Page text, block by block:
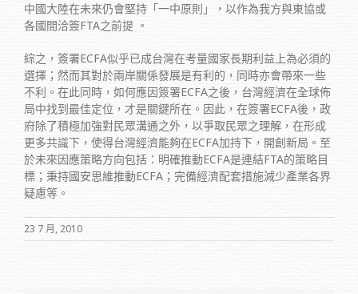
中國大陸在未來仍會堅持「一中原則」，以作為我方與東協或
各國間洽簽FTA之前提 。
綜之，簽署ECFA似乎已成台灣在考量國家長期利益上為必須的
選擇；然而其對於兩岸關係發展是有利的，同時亦會帶來一些
不利。在此同時，如何應因簽署ECFA之後，台灣經濟在全球佈
局中找到最佳定位，才是關鍵所在。因此，在簽署ECFA後，政
府除了積極加強對民眾溝通之外，以爭取民眾之理解，在形成
更多共識下，使得台灣經濟能夠在ECFA加持下，開創新局。至
於未來因應策略方向包括：明確推動ECFA是連結FTA的策略目
標；秉持國安思維推動ECFA；完備經濟配套措施減少產業各界
疑慮等。
23 7 月, 2010